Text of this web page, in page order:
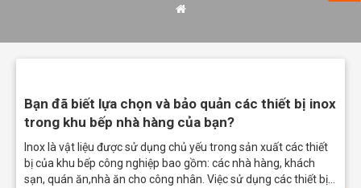
Bạn đã biết lựa chọn và bảo quản các thiết bị inox
trong khu bếp nhà hàng của bạn?
Inox là vật liệu được sử dụng chủ yếu trong sản xuất các thiết
bị của khu bếp công nghiệp bao gồm: các nhà hàng, khách
sạn, quán ăn,nhà ăn cho công nhân. Việc sử dụng các thiết bị